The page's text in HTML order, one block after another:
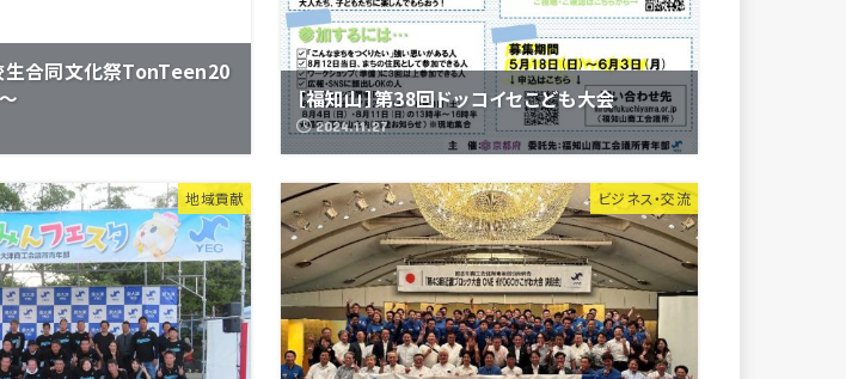
生合同文化祭TonTeen20
［福知山］第38回ドッコイセこども大会
2024.11.27
地域貢献 ビジネス・交流